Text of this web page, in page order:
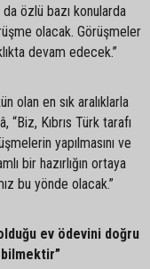
özlü bazı konularda
olacak. Görüşmeler
devam edecek.”
olan en sık aralıklarla
“Biz, Kıbrıs Türk tarafı
yapılmasını ve
bir hazırlığın ortaya
bu yönde olacak.”
ev ödevini doğru